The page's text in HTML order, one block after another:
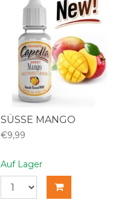
SÜSSE MANGO
€9,99
Auf Lager